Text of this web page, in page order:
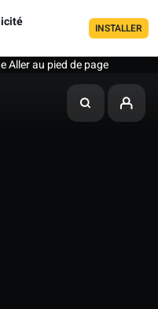
INSTALLER
Aller au pied de page